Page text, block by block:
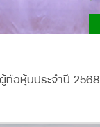
อหุ้นประจำปี